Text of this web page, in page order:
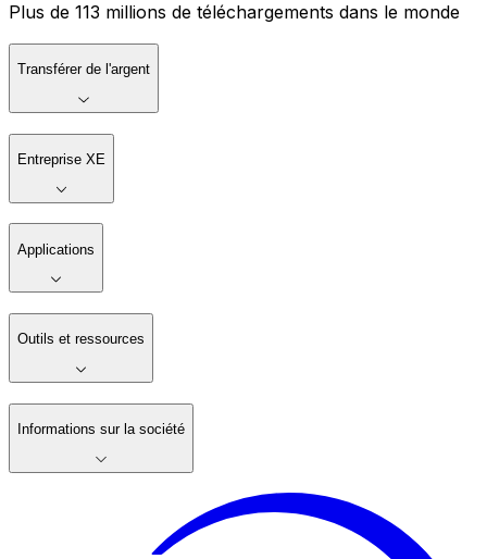
Plus de 113 millions de téléchargements dans le monde
Transférer de l'argent
Entreprise XE
Applications
Outils et ressources
Informations sur la société